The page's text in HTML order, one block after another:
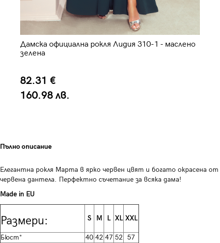
Дамска официална рокля Лидия 310-1 - маслено
зелена
82.31 €
160.98 лв.
Пълно описание
Елегантна рокля Марта в ярко червен цвят и богато окрасена от
червена дантела. Перфектно съчетание за всяка дама!
Made in EU
Размери: S M L XL XXL
Бюст* 40 42 47 52 57